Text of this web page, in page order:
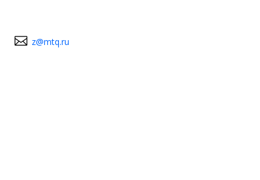
z@mtq.ru